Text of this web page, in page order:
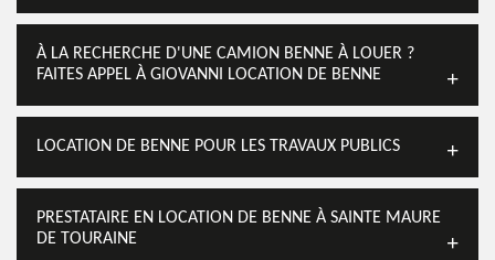
À LA RECHERCHE D'UNE CAMION BENNE À LOUER ?
FAITES APPEL À GIOVANNI LOCATION DE BENNE
LOCATION DE BENNE POUR LES TRAVAUX PUBLICS
PRESTATAIRE EN LOCATION DE BENNE À SAINTE MAURE
DE TOURAINE